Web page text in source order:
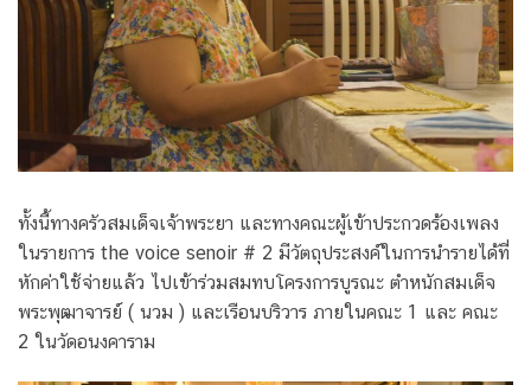
ทั้งนี้ทางครัวสมเด็จเจ้าพระยา และทางคณะผู้เข้าประกวดร้องเพลง
ในรายการ the voice senoir # 2 มีวัตถุประสงค์ในการนำรายได้ที่
หักค่าใช้จ่ายแล้ว ไปเข้าร่วมสมทบโครงการบูรณะ ตำหนักสมเด็จ
พระพุฒาจารย์ ( นวม ) และเรือนบริวาร ภายในคณะ 1 และ คณะ
2 ในวัดอนงคาราม